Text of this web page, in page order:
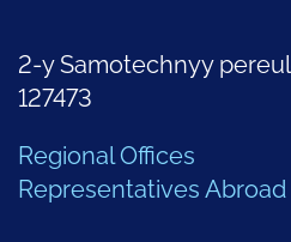
2-y Samotechnyy
127473
Regional Offices
Representatives Abroad